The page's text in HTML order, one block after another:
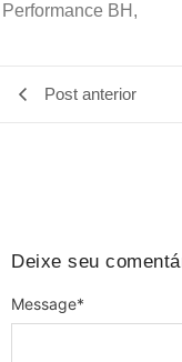
Performance BH,
Post anterior
Deixe seu
Message*